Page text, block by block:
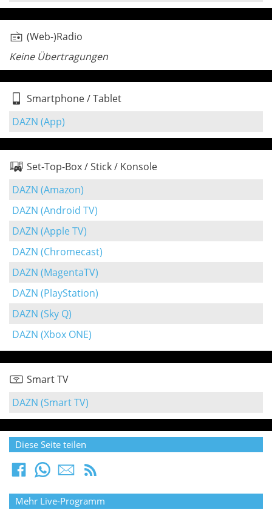
(Web-)Radio
Keine Übertragungen
Smartphone / Tablet
DAZN (App)
Set-Top-Box / Stick / Konsole
DAZN (Amazon)
DAZN (Android TV)
DAZN (Apple TV)
DAZN (Chromecast)
DAZN (MagentaTV)
DAZN (PlayStation)
DAZN (Sky Q)
DAZN (Xbox ONE)
Smart TV
DAZN (Smart TV)
Diese Seite teilen
Mehr Live-Programm